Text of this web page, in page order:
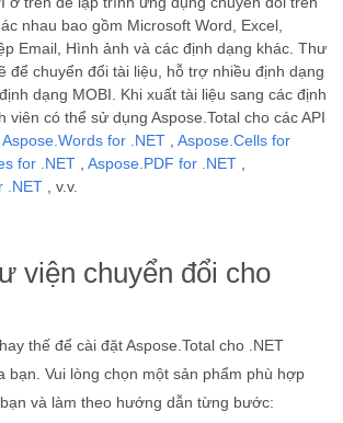
nhau bao gồm Microsoft Word, Excel,
Email, Hình ảnh và các định dạng khác. Thư
để chuyển đổi tài liệu, hỗ trợ nhiều định dạng
dạng MOBI. Khi xuất tài liệu sang các định
viên có thể sử dụng Aspose.Total cho các API
Aspose.Words for .NET
Aspose.Cells for
for .NET Aspose.PDF for .NET
.NET , v.v.
viện chuyển đổi cho
thế để cài đặt Aspose.Total cho .NET
bạn. Vui lòng chọn một sản phẩm phù hợp
và làm theo hướng dẫn từng bước: